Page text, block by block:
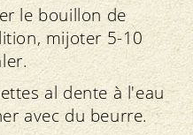
le bouillon de
mijoter 5-10
al dente à l'eau
avec du beurre.